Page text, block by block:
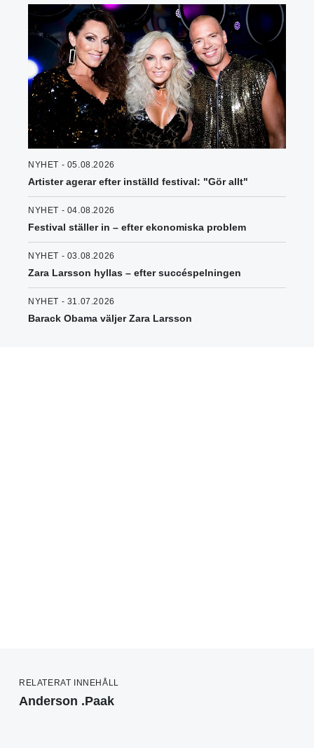
NYHET - 05.08.2026
Artister agerar efter inställd festival: "Gör allt"
NYHET - 04.08.2026
Festival ställer in – efter ekonomiska problem
NYHET - 03.08.2026
Zara Larsson hyllas – efter succéspelningen
NYHET - 31.07.2026
Barack Obama väljer Zara Larsson
RELATERAT INNEHÅLL
Anderson .Paak